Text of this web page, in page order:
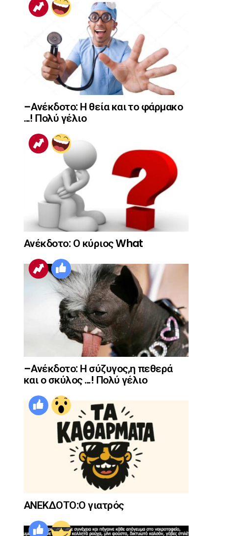
–Ανέκδοτο: Η θεία και το φάρμακο
…! Πολύ γέλιο
Ανέκδοτο: Ο κύριος What
–Ανέκδοτο: Η σύζυγος,η πεθερά
και ο σκύλος …! Πολύ γέλιο
ΑΝΕΚΔΟΤΟ:Ο γιατρός